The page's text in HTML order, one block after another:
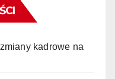
kadrowe na